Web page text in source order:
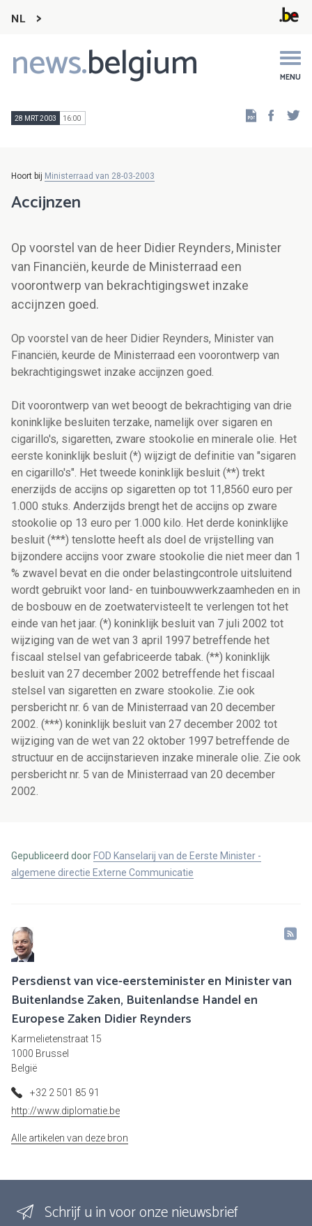
NL
news.belgium MENU
Main
navigation
28 MRT 2003 16:00
Hoort bij Ministerraad van 28-03-2003
Accijnzen
Op voorstel van de heer Didier Reynders, Minister
van Financiën, keurde de Ministerraad een
voorontwerp van bekrachtigingswet inzake
accijnzen goed.
Op voorstel van de heer Didier Reynders, Minister van
Financiën, keurde de Ministerraad een voorontwerp van
bekrachtigingswet inzake accijnzen goed.
Dit voorontwerp van wet beoogt de bekrachtiging van drie
koninklijke besluiten terzake, namelijk over sigaren en
cigarillo's, sigaretten, zware stookolie en minerale olie. Het
eerste koninklijk besluit (*) wijzigt de definitie van "sigaren
en cigarillo's". Het tweede koninklijk besluit (**) trekt
enerzijds de accijns op sigaretten op tot 11,8560 euro per
1.000 stuks. Anderzijds brengt het de accijns op zware
stookolie op 13 euro per 1.000 kilo. Het derde koninklijke
besluit (***) tenslotte heeft als doel de vrijstelling van
bijzondere accijns voor zware stookolie die niet meer dan 1
% zwavel bevat en die onder belastingcontrole uitsluitend
wordt gebruikt voor land- en tuinbouwwerkzaamheden en in
de bosbouw en de zoetwatervisteelt te verlengen tot het
einde van het jaar. (*) koninklijk besluit van 7 juli 2002 tot
wijziging van de wet van 3 april 1997 betreffende het
fiscaal stelsel van gefabriceerde tabak. (**) koninklijk
besluit van 27 december 2002 betreffende het fiscaal
stelsel van sigaretten en zware stookolie. Zie ook
persbericht nr. 6 van de Ministerraad van 20 december
2002. (***) koninklijk besluit van 27 december 2002 tot
wijziging van de wet van 22 oktober 1997 betreffende de
structuur en de accijnstarieven inzake minerale olie. Zie ook
persbericht nr. 5 van de Ministerraad van 20 december
2002.
Gepubliceerd door FOD Kanselarij van de Eerste Minister -
algemene directie Externe Communicatie
Persdienst van vice-eersteminister en Minister van
Buitenlandse Zaken, Buitenlandse Handel en
Europese Zaken Didier Reynders
Karmelietenstraat 15
1000 Brussel
België
+32 2 501 85 91
http://www.diplomatie.be
Alle artikelen van deze bron
Schrijf u in voor onze nieuwsbrief